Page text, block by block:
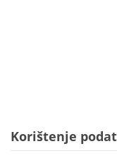
Korištenje